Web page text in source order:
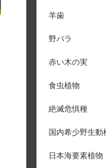
羊歯
野バラ
赤い木の実
食虫植物
絶滅危惧種
国内希少野生動
日本海要素植物